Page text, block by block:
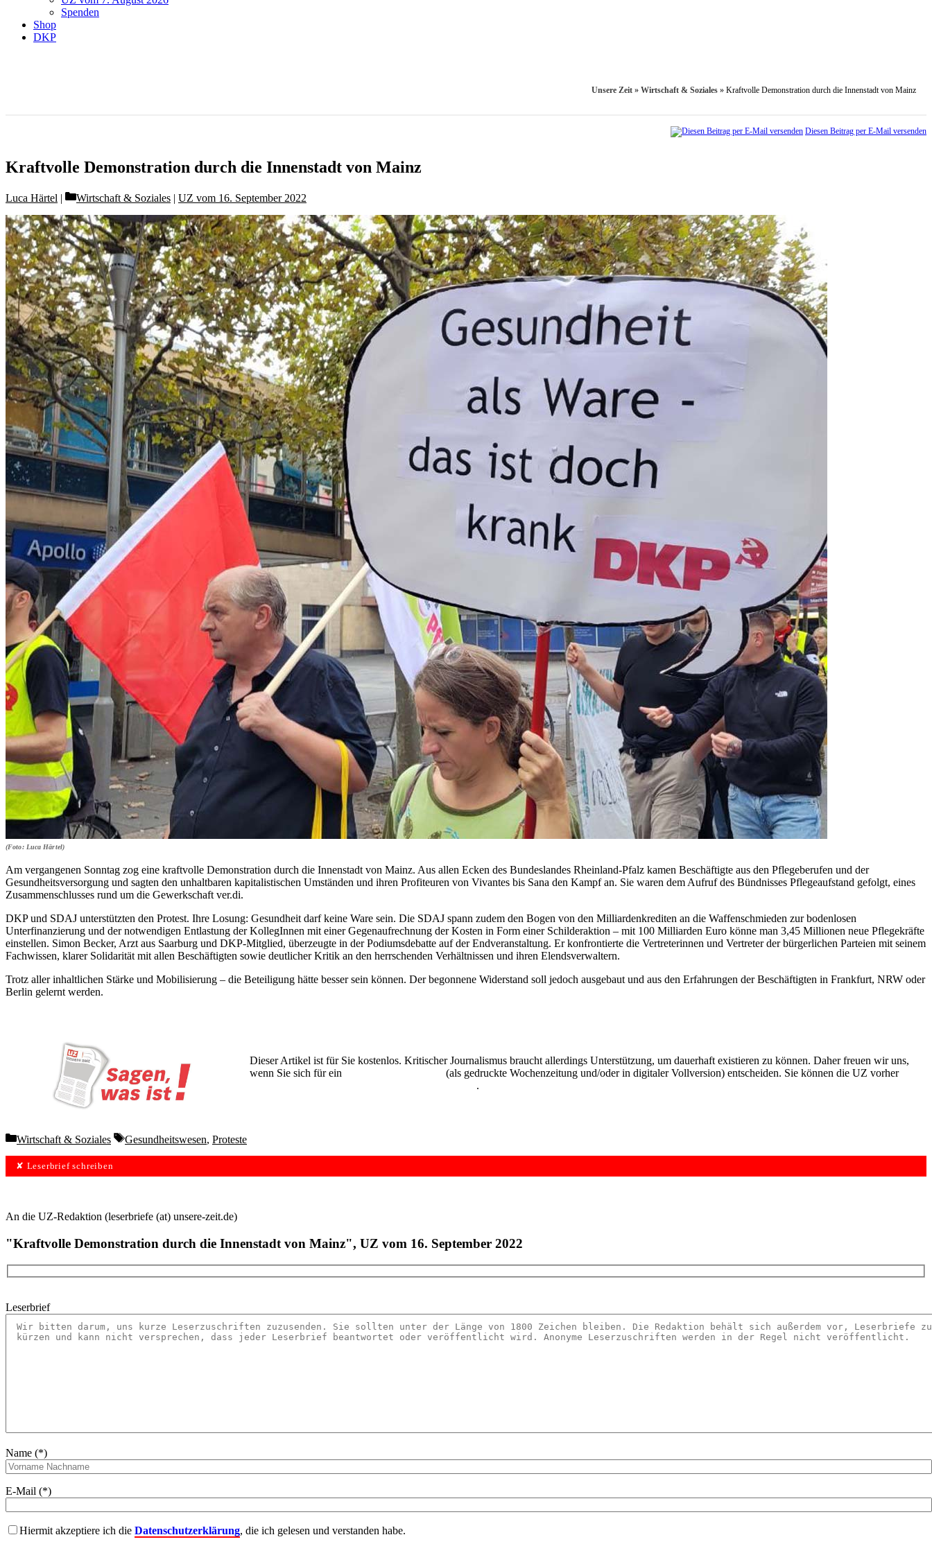
Spenden
Shop
DKP
Unsere Zeit » Wirtschaft & Soziales » Kraftvolle Demonstration durch die Innenstadt von Mainz
Diesen Beitrag per E-Mail versenden
Kraftvolle Demonstration durch die Innenstadt von Mainz
Luca Härtel Categories
Wirtschaft & Soziales | UZ vom 16. September 2022
(Foto: Luca Härtel)
Am vergangenen Sonntag zog eine kraftvolle Demonstration durch die Innenstadt von Mainz. Aus allen Ecken des Bundeslandes Rheinland-Pfalz kamen Beschäftigte aus den Pflegeberufen und der
Gesundheitsversorgung und sagten den unhaltbaren kapitalistischen Umständen und ihren Profiteuren von Vivantes bis Sana den Kampf an. Sie waren dem Aufruf des Bündnisses Pflegeaufstand gefolgt, eines
Zusammenschlusses rund um die Gewerkschaft ver.di.
DKP und SDAJ unterstützten den Protest. Ihre Losung: Gesundheit darf keine Ware sein. Die SDAJ spann zudem den Bogen von den Milliardenkrediten an die Waffenschmieden zur bodenlosen
Unterfinanzierung und der notwendigen Entlastung der KollegInnen mit einer Gegenaufrechnung der Kosten in Form einer Schilderaktion – mit 100 Milliarden Euro könne man 3,45 Millionen neue Pflegekräfte
einstellen. Simon Becker, Arzt aus Saarburg und DKP-Mitglied, überzeugte in der Podiumsdebatte auf der Endveranstaltung. Er konfrontierte die Vertreterinnen und Vertreter der bürgerlichen Parteien mit seinem
Fachwissen, klarer Solidarität mit allen Beschäftigten sowie deutlicher Kritik an den herrschenden Verhältnissen und ihren Elendsverwaltern.
Trotz aller inhaltlichen Stärke und Mobilisierung – die Beteiligung hätte besser sein können. Der begonnene Widerstand soll jedoch ausgebaut und aus den Erfahrungen der Beschäftigten in Frankfurt, NRW oder
Berlin gelernt werden.
Dieser Artikel ist für Sie kostenlos. Kritischer Journalismus braucht allerdings Unterstützung, um dauerhaft existieren zu können. Daher freuen wir uns,
wenn Sie sich für ein
(als gedruckte Wochenzeitung und/oder in digitaler Vollversion) entscheiden. Sie können die UZ vorher
.
Categories
Wirtschaft & Soziales Tags
Gesundheitswesen, Proteste
✘ Leserbrief schreiben
An die UZ-Redaktion (leserbriefe (at) unsere-zeit.de)
"Kraftvolle Demonstration durch die Innenstadt von Mainz", UZ vom 16. September 2022
Leserbrief
Name (*)
E-Mail (*)
Hiermit akzeptiere ich die Datenschutzerklärung, die ich gelesen und verstanden habe.